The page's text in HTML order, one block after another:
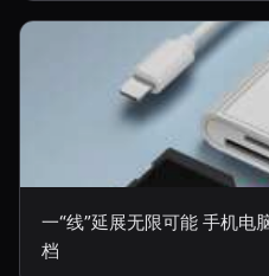
一“线”延展无限可能 手机电
档